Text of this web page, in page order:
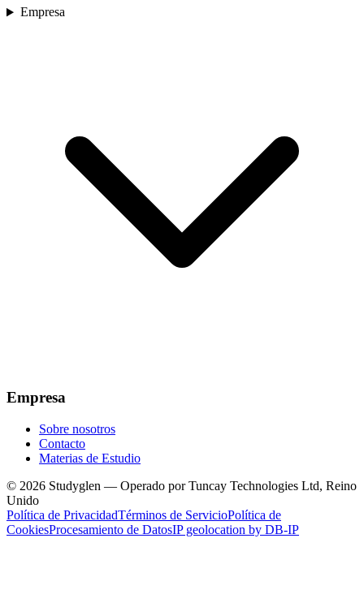
Empresa
Empresa
Sobre nosotros
Contacto
Materias de Estudio
© 2026 Studyglen — Operado por Tuncay Technologies Ltd, Reino
Unido
Política de PrivacidadTérminos de ServicioPolítica de
CookiesProcesamiento de DatosIP geolocation by DB-IP